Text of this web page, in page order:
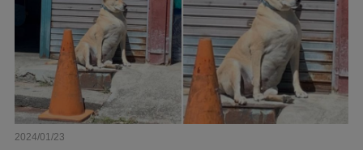
2024/01/23